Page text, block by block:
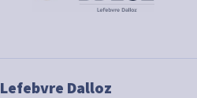
Lefebvre Dalloz